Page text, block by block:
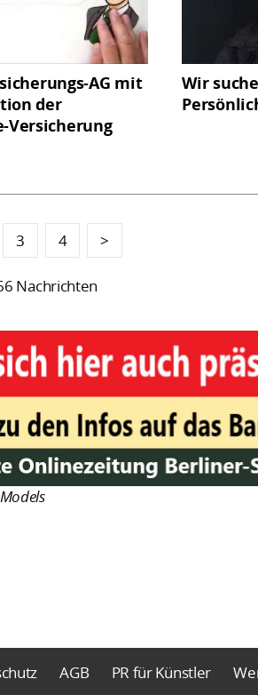
AG mit
der
Versicherung
Wir
3 4 >
Nachrichten
AGB PR für Künstler